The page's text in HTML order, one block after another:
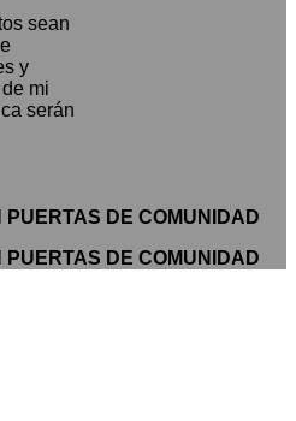
sean
y
mi
serán
PUERTAS DE COMUNIDAD
PUERTAS DE COMUNIDAD